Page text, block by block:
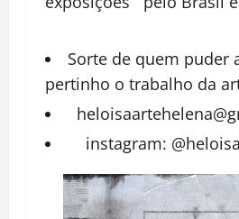
Sorte de quem puder
pertinho o trabalho da
instagram: